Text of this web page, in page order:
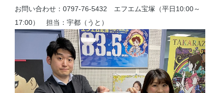
お問い合わせ：0797-76-5432 エフエム宝塚（平日10:00～
17:00） 担当：宇都（うと）